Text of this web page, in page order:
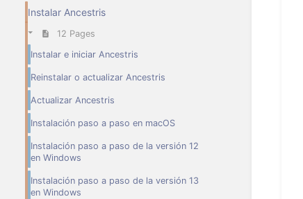
Instalar Ancestris
12 Pages
Instalar e iniciar Ancestris
Reinstalar o actualizar Ancestris
Actualizar Ancestris
Instalación paso a paso en macOS
Instalación paso a paso de la versión 12
en Windows
Instalación paso a paso de la versión 13
en Windows